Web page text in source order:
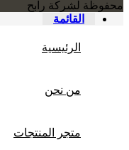
ﻣﺤﻔﻮﻇﺔ لشرﻛﺔ رابح
القائمة
الرئيسية
من نحن
متجر المنتجات